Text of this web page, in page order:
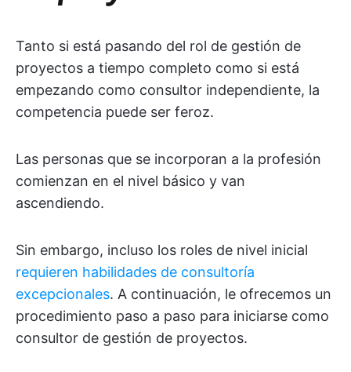
Tanto si está pasando del rol de gestión de
proyectos a tiempo completo como si está
empezando como consultor independiente, la
competencia puede ser feroz.
Las personas que se incorporan a la profesión
comienzan en el nivel básico y van
ascendiendo.
Sin embargo, incluso los roles de nivel inicial
requieren habilidades de consultoría
excepcionales. A continuación, le ofrecemos un
procedimiento paso a paso para iniciarse como
consultor de gestión de proyectos.